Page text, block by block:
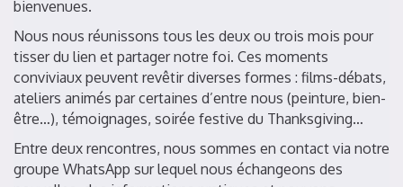
bienvenues.
Nous nous réunissons tous les deux ou trois mois pour
tisser du lien et partager notre foi. Ces moments
conviviaux peuvent revêtir diverses formes : films-débats,
ateliers animés par certaines d’entre nous (peinture, bien-
être…), témoignages, soirée festive du Thanksgiving…
Entre deux rencontres, nous sommes en contact via notre
groupe WhatsApp sur lequel nous échangeons des